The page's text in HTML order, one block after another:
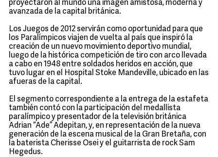
proyectaron al mundo una imagen amistosa, moderna y
avanzada de la capital británica.
Los Juegos de 2012 servirán como oportunidad para que
los Paralímpicos viajen de vuelta al país que inspiró la
creación de un nuevo movimiento deportivo mundial,
luego de la histórica competición de tiro con arco llevada
a cabo en 1948 entre soldados heridos en acción, que
tuvo lugar en el Hospital Stoke Mandeville, ubicado en las
afueras de la capital.
El segmento correspondiente a la entrega de la estafeta
también contó con la participación del medallista
paralímpico y presentador de la televisión británica
Adrian “Ade” Adepitan, y, en representación de la nueva
generación de la escena musical de la Gran Bretaña, con
la baterista Cherisse Osei y el guitarrista de rock Sam
Hegedus.